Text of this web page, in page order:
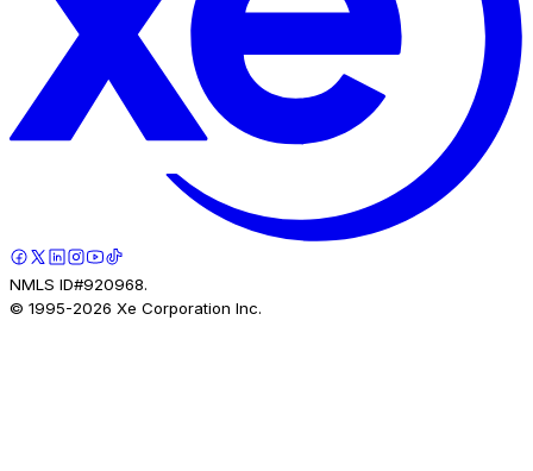
NMLS ID#920968.
© 1995-2026 Xe Corporation Inc.